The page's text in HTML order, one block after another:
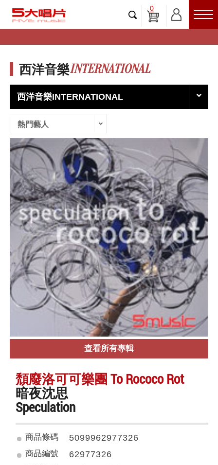
0
西洋音樂INTERNATIONAL
西洋音樂INTERNATIONAL
熱門藝人
查看所有專輯
頹廢洛可可樂團 To Rococo Rot
暗夜沈思
Speculation
商品條碼 5099962977326
商品編號 62977326